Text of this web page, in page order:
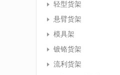
轻型货架
悬臂货架
模具架
镀铬货架
流利货架